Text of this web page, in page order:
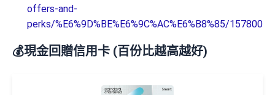
offers-and-
perks/%E6%9D%BE%E6%9C%AC%E6%B8%85/157800
💰現金回贈信用卡 (百份比越高越好)